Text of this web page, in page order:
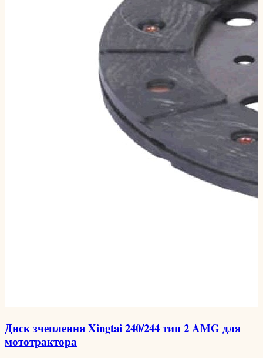
Диск зчеплення Xingtai 240/244 тип 2 AMG для
мототрактора